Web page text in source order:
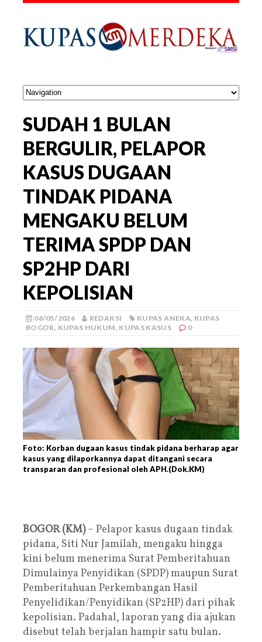
SUDAH 1 BULAN
BERGULIR, PELAPOR
KASUS DUGAAN
TINDAK PIDANA
MENGAKU BELUM
TERIMA SPDP DAN
SP2HP DARI
KEPOLISIAN
08/05/2026 REDAKSI KUPAS ANEKA, KUPAS
BOGOR, KUPAS HUKUM, KUPAS KASUS 0
Foto: Korban dugaan kasus tindak pidana berharap agar
kasus yang dilaporkannya dapat ditangani secara
transparan dan profesional oleh APH.(Dok.KM)
BOGOR (KM)– Pelapor kasus dugaan tindak
pidana, Siti Nur Jamilah, mengaku hingga
kini belum menerima Surat Pemberitahuan
Dimulainya Penyidikan (SPDP) maupun Surat
Pemberitahuan Perkembangan Hasil
Penyelidikan/Penyidikan (SP2HP) dari pihak
kepolisian. Padahal, laporan yang dia ajukan
disebut telah berjalan hampir satu bulan.